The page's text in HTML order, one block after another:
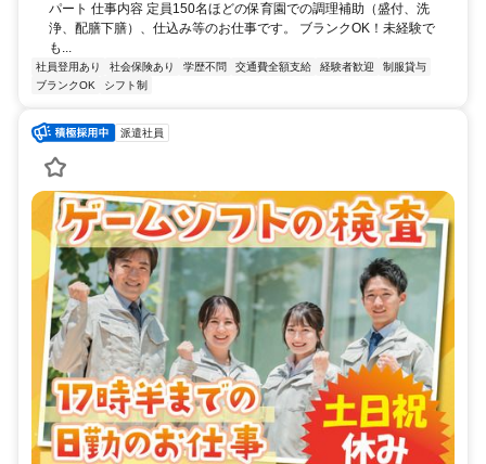
パート 仕事内容 定員150名ほどの保育園での調理補助（盛付、洗
浄、配膳下膳）、仕込み等のお仕事です。 ブランクOK！未経験で
も...
社員登用あり 社会保険あり 学歴不問 交通費全額支給 経験者歓迎
制服貸与
ブランクOK
シフト制
派遣社員